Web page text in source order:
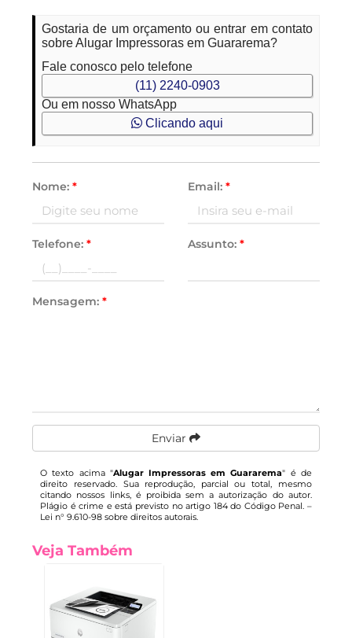
Gostaria de um orçamento ou entrar em contato
sobre Alugar Impressoras em Guararema?
Fale conosco pelo telefone
(11) 2240-0903
Ou em nosso WhatsApp
Clicando aqui
Nome:* Email: *
Telefone:* Assunto: *
Mensagem:*
Enviar
O texto acima "Alugar Impressoras em Guararema" é de
direito reservado. Sua reprodução, parcial ou total, mesmo
citando nossos links, é proibida sem a autorização do autor.
Plágio é crime e está previsto no artigo 184 do Código Penal. –
Lei n° 9.610-98 sobre direitos autorais.
Veja Também